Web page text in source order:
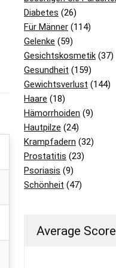
Diabetes (26)
Für Männer (114)
Gelenke (59)
Gesichtskosmetik (37)
Gesundheit (159)
Gewichtsverlust (144)
Haare (18)
Hämorrhoiden (9)
Hautpilze (24)
Krampfadern (32)
Prostatitis (23)
Psoriasis (9)
Schönheit (47)
Average Score